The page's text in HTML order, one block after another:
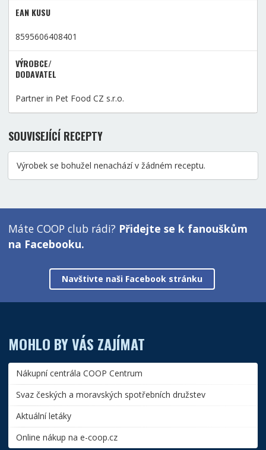
EAN KUSU
8595606408401
VÝROBCE/
DODAVATEL
Partner in Pet Food CZ s.r.o.
SOUVISEJÍCÍ RECEPTY
Výrobek se bohužel nenachází v žádném receptu.
Máte COOP club rádi? Přidejte se k fanouškům
na Facebooku.
Navštivte naši Facebook stránku
MOHLO BY VÁS ZAJÍMAT
Nákupní centrála COOP Centrum
Svaz českých a moravských spotřebních družstev
Aktuální letáky
Online nákup na e-coop.cz